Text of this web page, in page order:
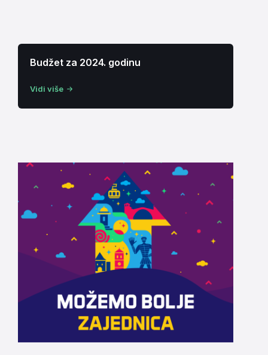
Budžet za 2024. godinu
Vidi više